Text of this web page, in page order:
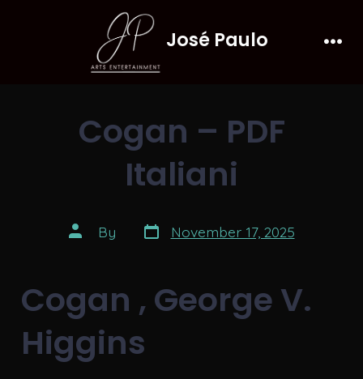
José Paulo
Cogan – PDF
Italiani
Post
author
By Post
date
November 17, 2025
Cogan , George V.
Higgins